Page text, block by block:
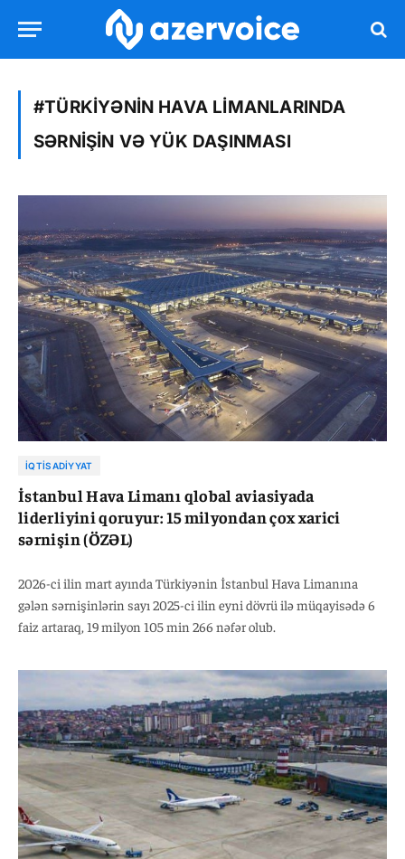
#TÜRKIYƏNIN HAVA LIMANLARINDA
SƏRNIŞIN VƏ YÜK DAŞINMASI
İQTISADIYYAT
İstanbul Hava Limanı qlobal aviasiyada
liderliyini qoruyur: 15 milyondan çox xarici
sərnişin (ÖZƏL)
2026-ci ilin mart ayında Türkiyənin İstanbul Hava Limanına
gələn sərnişinlərin sayı 2025-ci ilin eyni dövrü ilə müqayisədə 6
faiz artaraq, 19 milyon 105 min 266 nəfər olub.